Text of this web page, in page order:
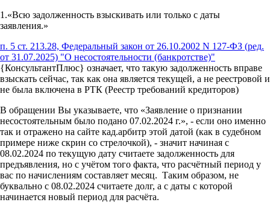
1.«Всю задолженность взыскивать или только с даты
заявления.»
п. 5 ст. 213.28, Федеральный закон от 26.10.2002 N 127-ФЗ (ред.
от 31.07.2025) "О несостоятельности (банкротстве)"
{КонсультантПлюс} означает, что такую задолженность вправе
взыскать сейчас, так как она является текущей, а не реестровой и
не была включена в РТК (Реестр требований кредиторов)
В обращении Вы указываете, что «Заявление о признании
несостоятельным было подано 07.02.2024 г.», - если оно именно
так и отражено на сайте кад.арбитр этой датой (как в судебном
примере ниже скрин со стрелочкой), - значит начиная с
08.02.2024 по текущую дату считаете задолженность для
предъявления, но с учётом того факта, что расчётный период у
вас по начислениям составляет месяц. Таким образом, не
буквально с 08.02.2024 считаете долг, а с даты с которой
начинается новый период для расчёта.